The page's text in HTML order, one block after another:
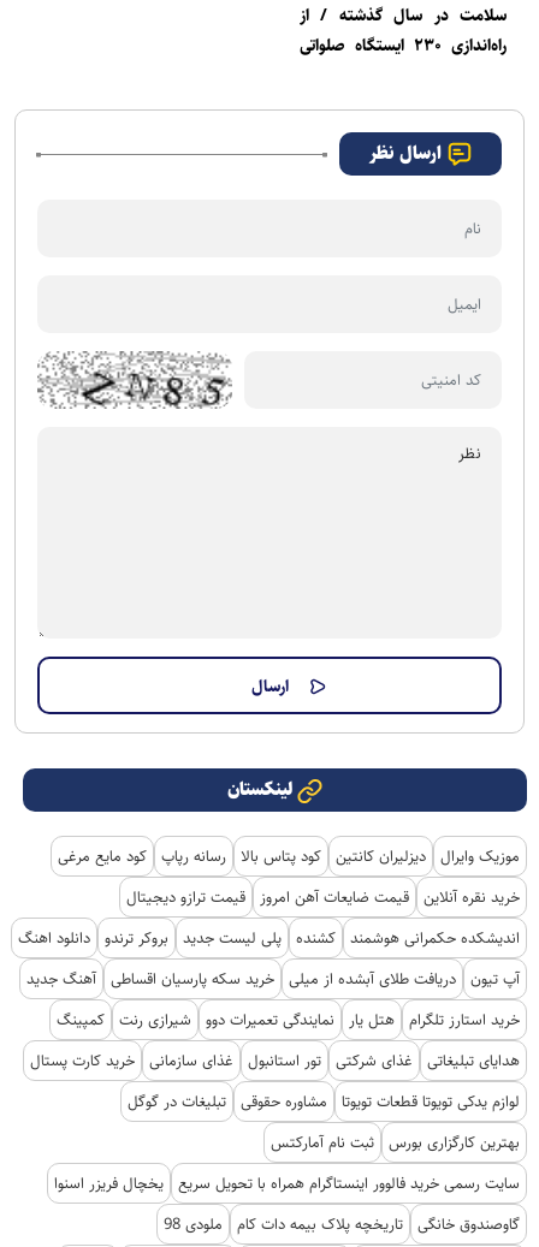
سلامت در سال گذشته / از
راه‌اندازی ۲۳۰ ایستگاه صلواتی
شرایط جنگی+ فیلم
ارسال نظر
لینکستان
موزیک وایرال دیزلیران کانتین کود پتاس بالا رسانه رپاپ کود مایع مرغی
خرید نقره آنلاین قیمت ضایعات آهن امروز
قیمت ترازو دیجیتال
اندیشکده حکمرانی هوشمند کشنده پلی لیست جدید بروکر ترندو دانلود اهنگ
آپ تیون دریافت طلای آبشده از میلی خرید سکه پارسیان اقساطی آهنگ جدید
خرید استارز تلگرام هتل یار نمایندگی تعمیرات دوو شیرازی رنت کمپینگ
هدایای تبلیغاتی
غذای شرکتی تور استانبول غذای سازمانی خرید کارت پستال
لوازم یدکی تویوتا قطعات تویوتا
مشاوره حقوقی تبلیغات در گوگل
بهترین کارگزاری بورس ثبت نام آمارکتس
سایت رسمی خرید فالوور اینستاگرام همراه با تحویل سریع یخچال فریزر اسنوا
گاوصندوق خانگی تاریخچه پلاک بیمه دات کام ملودی 98